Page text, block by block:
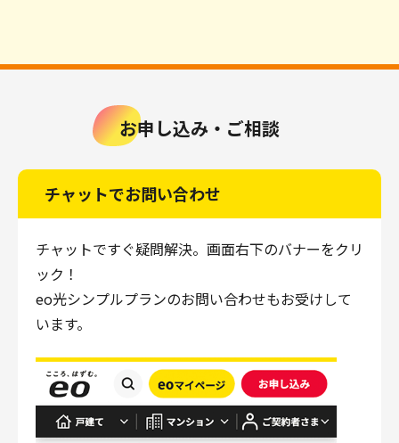
お申し込み・ご相談
チャットでお問い合わせ
チャットですぐ疑問解決。画面右下のバナーをクリ
ック！
eo光シンプルプランのお問い合わせもお受けして
います。